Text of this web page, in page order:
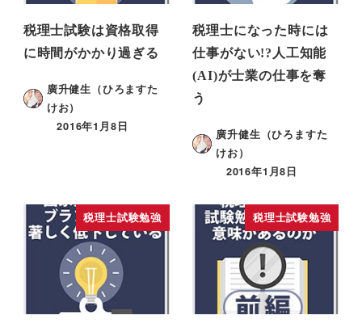
税理士試験は資格取得
に時間がかかり過ぎる
廣升健生（ひろますた
けお）
2016年1月8日
税理士になった時には
仕事がない!?人工知能
(AI)が士業の仕事を奪
う
廣升健生（ひろますた
けお）
2016年1月8日
税理士試験勉強 税理士試験勉強